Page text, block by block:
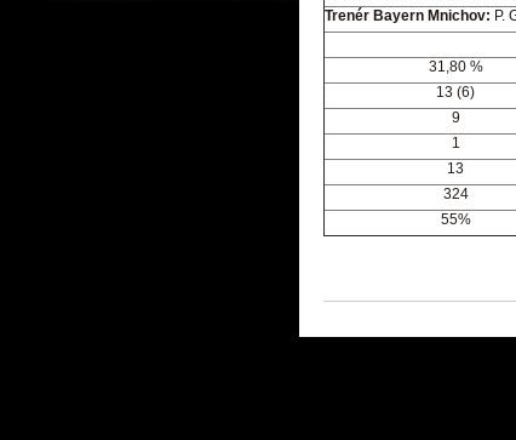
Trenér Bayern Mnichov: P.
31,80 %
13 (6)
9
1
13
324
55%